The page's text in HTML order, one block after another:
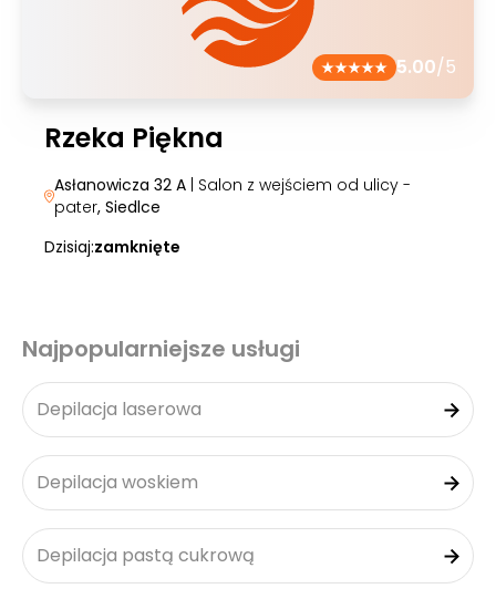
5.00/5
Rzeka Piękna
Asłanowicza 32 A| Salon z wejściem od ulicy -
pater, Siedlce
Dzisiaj:zamknięte
Najpopularniejsze usługi
Depilacja laserowa
Depilacja woskiem
Depilacja pastą cukrową